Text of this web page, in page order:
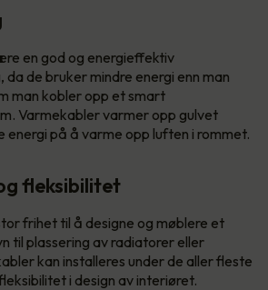
en god og energieffektiv
da de bruker mindre energi enn man
man kobler opp et smart
Varmekabler varmer opp gulvet
energi på å varme opp luften i rommet.
fleksibilitet
frihet til å designe og møblere et
til plassering av radiatorer eller
kan installeres under de aller fleste
i design av interiøret.